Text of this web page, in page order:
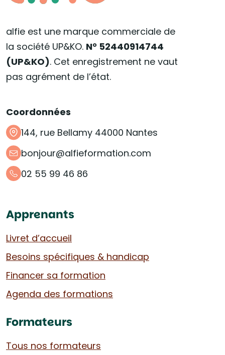
alfie est une marque commerciale de
la société UP&KO. N° 52440914744
(UP&KO). Cet enregistrement ne vaut
pas agrément de l’état.
Coordonnées
144, rue Bellamy 44000 Nantes
bonjour@alfieformation.com
02 55 99 46 86
Apprenants
Livret d’accueil
Besoins spécifiques & handicap
Financer sa formation
Agenda des formations
Formateurs
Tous nos formateurs